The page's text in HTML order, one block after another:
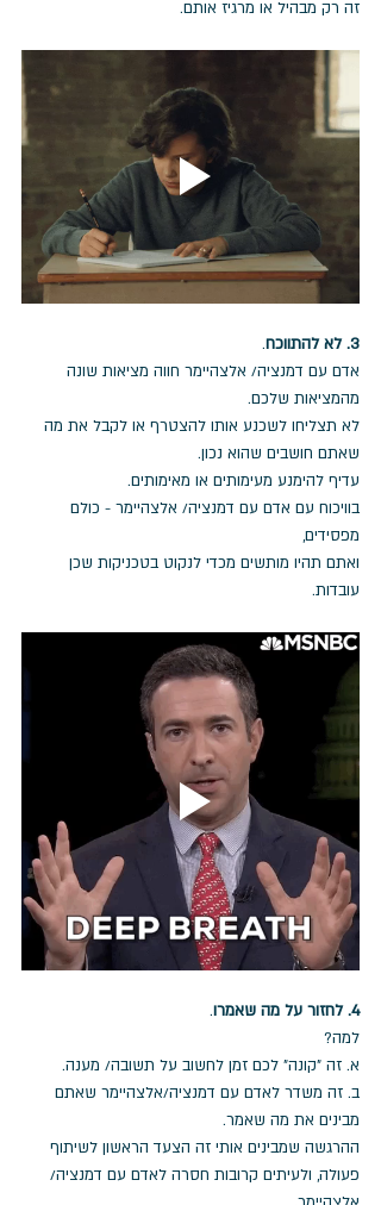
זה רק מבהיל או מרגיז אותם.
3. לא להתווכח
.
אדם עם דמנציה/ אלצהיימר חווה מציאות שונה
מהמציאות שלכם.
לא תצליחו לשכנע אותו להצטרף או לקבל את מה
שאתם חושבים שהוא נכון.
עדיף להימנע מעימותים או מאימותים.
בוויכוח עם אדם עם דמנציה/ אלצהיימר - כולם
מפסידים,
ואתם תהיו מותשים מכדי לנקוט בטכניקות שכן
עובדות.
4. לחזור על מה שאמרו
.
למה?
א. זה "קונה" לכם זמן לחשוב על תשובה/ מענה.
ב. זה משדר לאדם עם דמנציה/אלצהיימר שאתם
מבינים את מה שאמר.
ההרגשה שמבינים אותי זה הצעד הראשון לשיתוף
פעולה, ולעיתים קרובות חסרה לאדם עם דמנציה/